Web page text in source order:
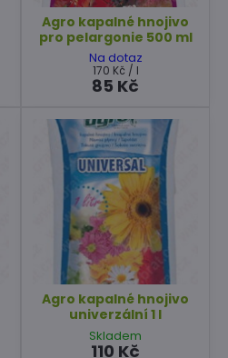
Agro kapalné hnojivo
pro pelargonie 500 ml
Na dotaz
85 Kč
170 Kč / l
Agro kapalné hnojivo
univerzální 1 l
Skladem
110 Kč